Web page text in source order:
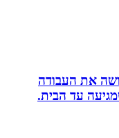
את העבודה
עד הבית.